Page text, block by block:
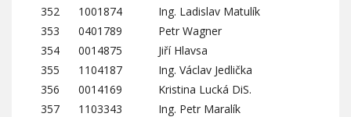
352
1001874
Ing. Ladislav Matulík
353
0401789
Petr Wagner
354
0014875
Jiří Hlavsa
355
1104187
Ing. Václav Jedlička
356
0014169
Kristina Lucká DiS.
357
1103343
Ing. Petr Maralík